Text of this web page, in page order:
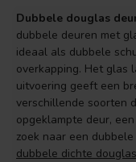
Dubbele douglas
dubbele deuren met
ideaal als dubbele
overkapping. Het glas
uitvoering geeft een
verschillende soorten
opgeklampte deur,
zoek naar een
dubbele dichte